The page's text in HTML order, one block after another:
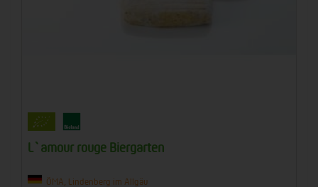
L`amour rouge Biergarten
ÖMA, Lindenberg im Allgäu